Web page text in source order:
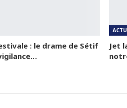
: le drame de Sétif
Jet